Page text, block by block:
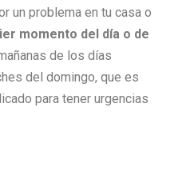
un problema en tu casa o
momento del día o de
de los días
del domingo, que es
para tener urgencias